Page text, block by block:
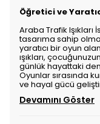
Öğretici ve
Araba Trafik Işıkları
tasarıma sahip
yaratıcı bir oyun
ışıkları,
günlük hayattaki
Oyunlar sırasında
ve hayal gücü
Devamını Göster